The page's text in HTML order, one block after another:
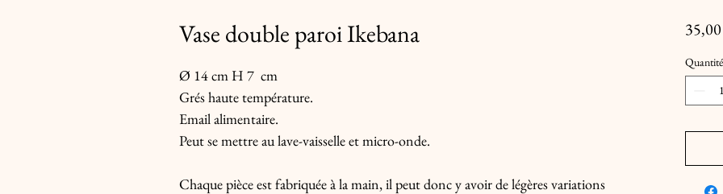
Vase double paroi Ikebana
Ø 14 cm H 7  cm
Grés haute température.
Email alimentaire.
Peut se mettre au lave-vaisselle et micro-onde.
Chaque pièce est fabriquée à la main, il peut donc y avoir de légères variations
Quantité